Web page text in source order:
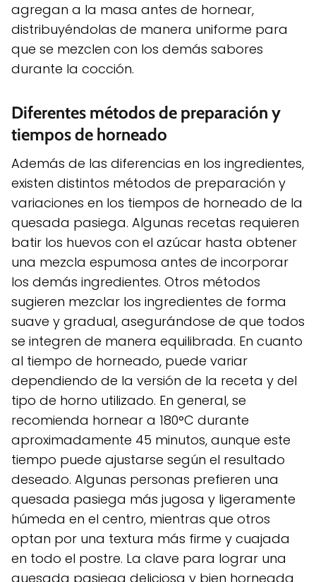
agregan a la masa antes de hornear,
distribuyéndolas de manera uniforme para
que se mezclen con los demás sabores
durante la cocción.
Diferentes métodos de preparación y
tiempos de horneado
Además de las diferencias en los ingredientes,
existen distintos métodos de preparación y
variaciones en los tiempos de horneado de la
quesada pasiega. Algunas recetas requieren
batir los huevos con el azúcar hasta obtener
una mezcla espumosa antes de incorporar
los demás ingredientes. Otros métodos
sugieren mezclar los ingredientes de forma
suave y gradual, asegurándose de que todos
se integren de manera equilibrada. En cuanto
al tiempo de horneado, puede variar
dependiendo de la versión de la receta y del
tipo de horno utilizado. En general, se
recomienda hornear a 180°C durante
aproximadamente 45 minutos, aunque este
tiempo puede ajustarse según el resultado
deseado. Algunas personas prefieren una
quesada pasiega más jugosa y ligeramente
húmeda en el centro, mientras que otros
optan por una textura más firme y cuajada
en todo el postre. La clave para lograr una
quesada pasiega deliciosa y bien horneada